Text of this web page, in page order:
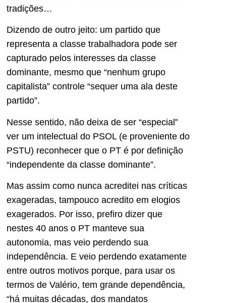
tradições…
Dizendo de outro jeito: um partido que
representa a classe trabalhadora pode ser
capturado pelos interesses da classe
dominante, mesmo que “nenhum grupo
capitalista” controle “sequer uma ala deste
partido”.
Nesse sentido, não deixa de ser “especial”
ver um intelectual do PSOL (e proveniente do
PSTU) reconhecer que o PT é por definição
“independente da classe dominante”.
Mas assim como nunca acreditei nas críticas
exageradas, tampouco acredito em elogios
exagerados. Por isso, prefiro dizer que
nestes 40 anos o PT manteve sua
autonomia, mas veio perdendo sua
independência. E veio perdendo exatamente
entre outros motivos porque, para usar os
termos de Valério, tem grande dependência,
“há muitas décadas, dos mandatos